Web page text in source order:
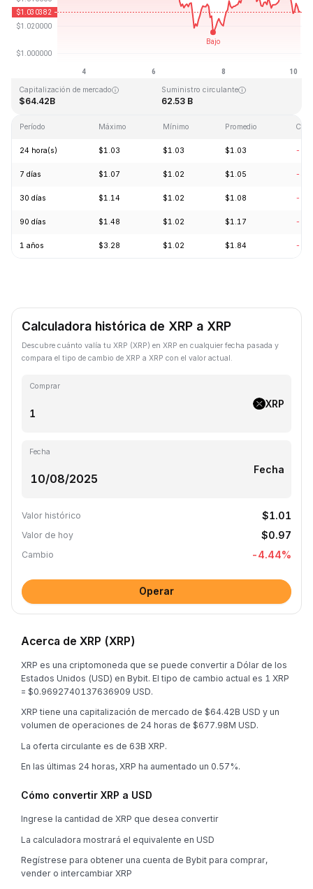
Máximo histórico
Capitalización de mercado
$64.42B
Suministro circulante
62.53 B
Período Máximo Mínimo Promedio
24 hora(s) $1.03 $1.03 $1.03 -
7 días $1.07 $1.02 $1.05 -
30 días $1.14 $1.02 $1.08 -
90 días $1.48 $1.02 $1.17 -
1 años $3.28 $1.02 $1.84 -
Calculadora histórica de XRP a XRP
Descubre cuánto valía tu XRP (XRP) en XRP en cualquier fecha pasada y
compara el tipo de cambio de XRP a XRP con el valor actual.
Comprar
XRP
Fecha
Fecha
Valor histórico $1.01
Valor de hoy $0.97
Cambio -4.44%
Operar
Acerca de XRP (XRP)
XRP es una criptomoneda que se puede convertir a Dólar de los
Estados Unidos (USD) en Bybit. El tipo de cambio actual es 1 XRP
= $0.9692740137636909 USD.
XRP tiene una capitalización de mercado de $64.42B USD y un
volumen de operaciones de 24 horas de $677.98M USD.
La oferta circulante es de 63B XRP.
En las últimas 24 horas, XRP ha aumentado un 0.57%.
Cómo convertir XRP a USD
Ingrese la cantidad de XRP que desea convertir
La calculadora mostrará el equivalente en USD
Regístrese para obtener una cuenta de Bybit para comprar,
vender o intercambiar XRP